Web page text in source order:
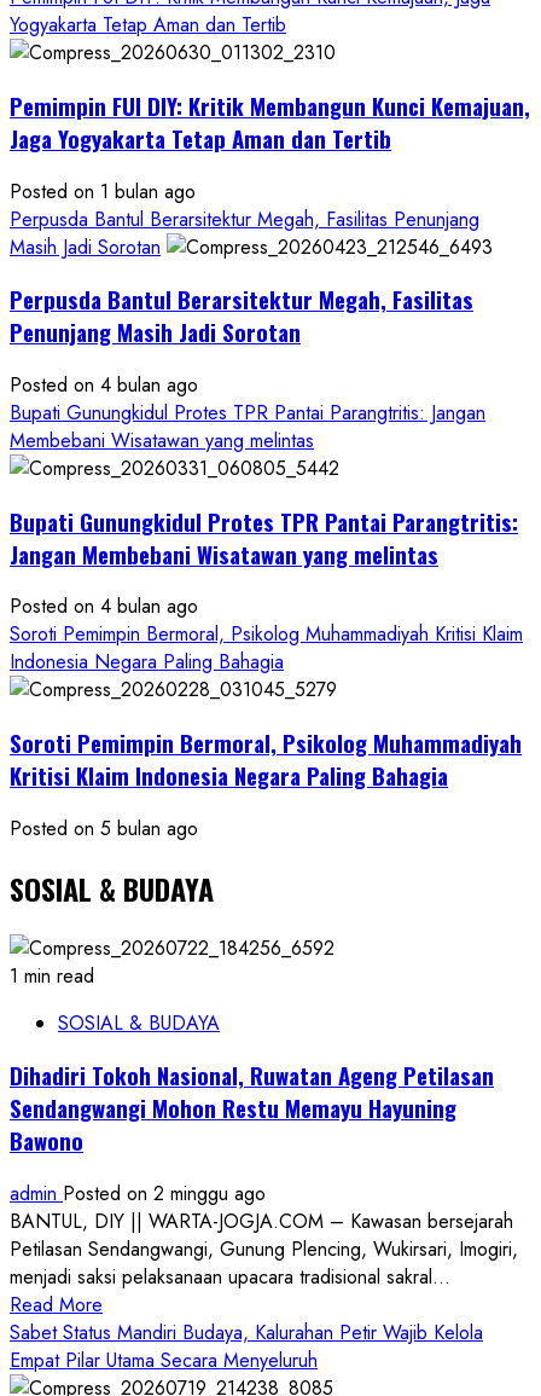
about
Anggaran
KDMP
Rp1,6
Diduga
Hanya
Separuhnya
Cair
ke
Ketum
PWRI
RI
Minta
Resmi
Yogyakarta Tetap Aman dan Tertib
Pemimpin FUI DIY: Kritik Membangun Kunci Kemajuan,
Jaga Yogyakarta Tetap Aman dan Tertib
Posted on 1 bulan ago
Perpusda Bantul Berarsitektur Megah, Fasilitas Penunjang
Masih Jadi Sorotan
Perpusda Bantul Berarsitektur Megah, Fasilitas
Penunjang Masih Jadi Sorotan
Posted on 4 bulan ago
Bupati Gunungkidul Protes TPR Pantai Parangtritis: Jangan
Membebani Wisatawan yang melintas
Bupati Gunungkidul Protes TPR Pantai Parangtritis:
Jangan Membebani Wisatawan yang melintas
Posted on 4 bulan ago
Soroti Pemimpin Bermoral, Psikolog Muhammadiyah Kritisi Klaim
Indonesia Negara Paling Bahagia
Soroti Pemimpin Bermoral, Psikolog Muhammadiyah
Kritisi Klaim Indonesia Negara Paling Bahagia
Posted on 5 bulan ago
SOSIAL & BUDAYA
1 min read
SOSIAL & BUDAYA
Dihadiri Tokoh Nasional, Ruwatan Ageng Petilasan
Sendangwangi Mohon Restu Memayu Hayuning
Bawono
admin Posted on 2 minggu ago
BANTUL, DIY || WARTA-JOGJA.COM – Kawasan bersejarah
Petilasan Sendangwangi, Gunung Plencing, Wukirsari, Imogiri,
menjadi saksi pelaksanaan upacara tradisional sakral...
Read More
more
about
Dihadiri
Sabet Status Mandiri Budaya, Kalurahan Petir Wajib Kelola
Empat Pilar Utama Secara Menyeluruh